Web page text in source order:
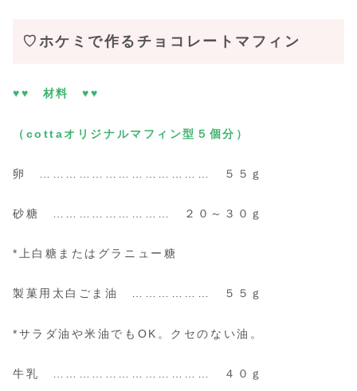
♡ホケミで作るチョコレートマフィン
♥♥ 材料 ♥♥
（cottaオリジナルマフィン型５個分）
卵 ………………………………… ５５ｇ
砂糖 ……………………… ２０～３０ｇ
*上白糖またはグラニュー糖
製菓用太白ごま油 ……………… ５５ｇ
*サラダ油や米油でもOK。クセのない油。
牛乳 ……………………………… ４０ｇ